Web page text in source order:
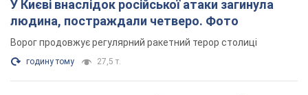
У Києві внаслідок російської атаки загинула
людина, постраждали четверо. Фото
Ворог продовжує регулярний ракетний терор столиці
годину тому 27,5 т.